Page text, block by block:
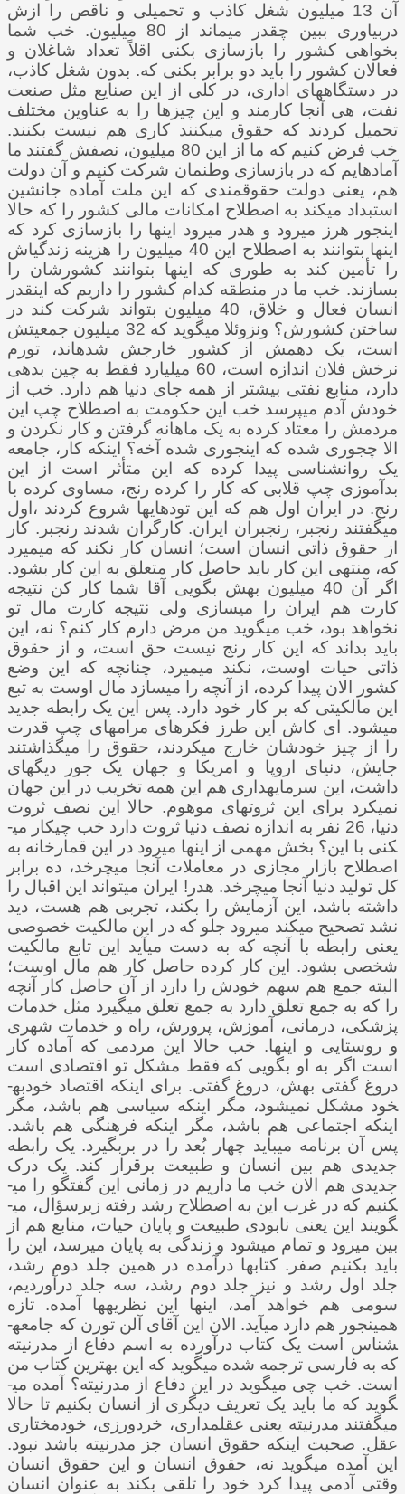
آن 13 میلیون شغل کاذب و تحمیلی و ناقص را ازش
دربیاوری ببین چقدر می­ماند از 80 میلیون. خب شما
بخواهی کشور را بازسازی بکنی اقلاً تعداد شاغلان و
فعالان کشور را باید دو برابر بکنی که. بدون شغل کاذب،
در دستگاه­های اداری، در کلی از این صنایع مثل صنعت
نفت، هی آنجا کارمند و این چیزها را به عناوین مختلف
تحمیل کردند که حقوق می­کنند کاری هم نیست بکنند.
خب فرض کنیم که ما از این 80 میلیون، نصفش گفتند ما
آماده­ایم که در بازسازی وطن­مان شرکت کنیم و آن دولت
هم، یعنی دولت حقوق­مندی که این ملت آماده جانشین
استبداد می­کند به اصطلاح امکانات مالی کشور را که حالا
اینجور هرز می­رود و هدر می­رود اینها را بازسازی کرد که
اینها بتوانند به اصطلاح این 40 میلیون را هزینه زندگی­اش
را تأمین کند به طوری که اینها بتوانند کشورشان را
بسازند. خب ما در منطقه کدام کشور را داریم که اینقدر
انسان فعال و خلاق، 40 میلیون بتواند شرکت کند در
ساختن کشورش؟ ونزوئلا می­گوید که 32 میلیون جمعیتش
است، یک دهمش از کشور خارجش شده­اند، تورم
نرخش فلان اندازه است، 60 میلیارد فقط به چین بدهی
دارد، منابع نفتی بیشتر از همه جای دنیا هم دارد. خب از
خودش آدم می­پرسد خب این حکومت به اصطلاح چپ این
مردمش را معتاد کرده به یک ماهانه گرفتن و کار نکردن و
الا چجوری شده که اینجوری شده آخه؟ اینکه کار، جامعه
یک روانشناسی پیدا کرده که این متأثر است از این
بدآموزی چپ قلابی که کار را کرده رنج، مساوی کرده با
رنج. در ایران اول هم که این توده­ای­ها شروع کردند ،اول
می­گفتند رنجبر، رنجبران ایران. کارگران شدند رنجبر. کار
از حقوق ذاتی انسان است؛ انسان کار نکند که می­میرد
که، منتهی این کار باید حاصل کار متعلق به این کار بشود.
اگر آن 40 میلیون بهش بگویی آقا شما کار کن نتیجه
کارت هم ایران را می­سازی ولی نتیجه کارت مال تو
نخواهد بود، خب می­گوید من مرض دارم کار کنم؟ نه، این
باید بداند که این کار رنج نیست حق است، و از حقوق
ذاتی حیات اوست، نکند می­میرد، چنانچه که این وضع
کشور الان پیدا کرده، از آنچه را می­سازد مال اوست به تبع
این مالکیتی که بر کار خود دارد. پس این یک رابطه جدید
می­شود. ای کاش این طرز فکرهای مرام­های چپ قدرت
را از چیز خودشان خارج می­کردند، حقوق را می­گذاشتند
جایش، دنیای اروپا و امریکا و جهان یک جور دیگه­ای
داشت، این سرمایه­داری هم این همه تخریب در این جهان
نمی­کرد برای این ثروت­های موهوم. حالا این نصف ثروت
دنیا، 26 نفر به اندازه نصف دنیا ثروت دارد خب چیکار می­
کنی با این؟ بخش مهمی از اینها می­رود در این قمارخانه­ به
اصطلاح بازار مجازی در معاملات آنجا می­چرخد، ده برابر
کل تولید دنیا آنجا می­چرخد. هدر! ایران می­تواند این اقبال را
داشته باشد، این آزمایش را بکند، تجربی هم هست، دید
نشد تصحیح می­کند می­رود جلو که در این مالکیت خصوصی
یعنی رابطه با آنچه که به دست می­آید این تابع مالکیت
شخصی بشود. این کار کرده حاصل کار هم مال اوست؛
البته جمع هم سهم خودش را دارد از آن حاصل کار آنچه
را که به جمع تعلق دارد به جمع تعلق می­گیرد مثل خدمات
پزشکی، درمانی، آموزش، پرورش، راه و خدمات شهری
و روستایی و اینها. خب حالا این مردمی که آماده کار
است اگر به او بگویی که فقط مشکل تو اقتصادی است
دروغ گفتی بهش، دروغ گفتی. برای اینکه اقتصاد خودبه­
خود مشکل نمی­شود، مگر اینکه سیاسی هم باشد، مگر
اینکه اجتماعی هم باشد، مگر اینکه فرهنگی هم باشد.
پس آن برنامه می­باید چهار بُعد را در بربگیرد. یک رابطه
جدیدی هم بین انسان و طبیعت برقرار کند. یک درک
جدیدی هم الان خب ما داریم در زمانی این گفتگو را می­
کنیم که در غرب این به اصطلاح رشد رفته زیرسؤال، می­
گویند این یعنی نابودی طبیعت و پایان حیات، منابع هم از
بین می­رود و تمام می­شود و زندگی به پایان می­رسد، این را
باید بکنیم صفر. کتاب­ها درآمده در همین جلد دوم رشد،
جلد اول رشد و نیز جلد دوم رشد، سه جلد درآوردیم،
سومی هم خواهد آمد، اینها این نظریه­ها آمده. تازه
همینجور هم دارد می­آید. الان این آقای آلن تورن که جامعه­
شناس است یک کتاب درآورده به اسم دفاع از مدرنیته
که به فارسی ترجمه شده می­گوید که این بهترین کتاب من
است. خب چی می­گوید در این دفاع از مدرنیته؟ آمده می­
گوید که ما باید یک تعریف دیگری از انسان بکنیم تا حالا
می­گفتند مدرنیته یعنی عقل­مداری، خردورزی، خودمختاری
عقل. صحبت اینکه حقوق انسان جز مدرنیته باشد نبود.
این آمده می­گوید نه، حقوق انسان و این حقوق انسان
وقتی آدمی پیدا کرد خود را تلقی بکند به عنوان انسان